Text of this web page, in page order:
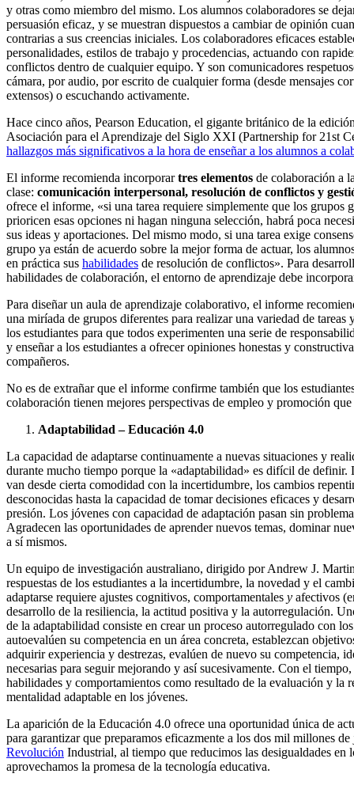
y otras como miembro del mismo. Los alumnos colaboradores se
persuasión eficaz, y se muestran dispuestos a cambiar de opinión
contrarias a sus creencias iniciales. Los colaboradores eficaces
personalidades, estilos de trabajo y procedencias, actuando con
conflictos dentro de cualquier equipo. Y son comunicadores
cámara, por audio, por escrito de cualquier forma (desde mensajes
extensos) o escuchando activamente.
Hace cinco años, Pearson Education, el gigante británico de la
Asociación para el Aprendizaje del Siglo XXI (Partnership for 21st
hallazgos más significativos a la hora de enseñar a los alumnos a
El informe recomienda incorporartres elementos de colaboración a
clase: comunicación interpersonal, resolución de conflictos y
ofrece el informe, «si una tarea requiere simplemente que los grupos
prioricen esas opciones ni hagan ninguna selección, habrá poca
sus ideas y aportaciones. Del mismo modo, si una tarea exige
grupo ya están de acuerdo sobre la mejor forma de actuar, los
en práctica sus habilidades de resolución de conflictos». Para
habilidades de colaboración, el entorno de aprendizaje debe
Para diseñar un aula de aprendizaje colaborativo, el informe
una miríada de grupos diferentes para realizar una variedad de tareas
los estudiantes para que todos experimenten una serie de
y enseñar a los estudiantes a ofrecer opiniones honestas y
compañeros.
No es de extrañar que el informe confirme también que los
colaboración tienen mejores perspectivas de empleo y promoción
Adaptabilidad – Educación 4.0
La capacidad de adaptarse continuamente a nuevas situaciones y
durante mucho tiempo porque la «adaptabilidad» es difícil de definir.
van desde cierta comodidad con la incertidumbre, los cambios
desconocidas hasta la capacidad de tomar decisiones eficaces y
presión. Los jóvenes con capacidad de adaptación pasan sin
Agradecen las oportunidades de aprender nuevos temas, dominar
a sí mismos.
Un equipo de investigación australiano, dirigido por Andrew J.
respuestas de los estudiantes a la incertidumbre, la novedad y el
adaptarse requiere ajustes cognitivos, comportamentales y afectivos
desarrollo de la resiliencia, la actitud positiva y la autorregulación.
de la adaptabilidad consiste en crear un proceso autorregulado con
autoevalúen su competencia en un área concreta, establezcan
adquirir experiencia y destrezas, evalúen de nuevo su competencia,
necesarias para seguir mejorando y así sucesivamente. Con el
habilidades y comportamientos como resultado de la evaluación y la
mentalidad adaptable en los jóvenes.
La aparición de la Educación 4.0 ofrece una oportunidad única de
para garantizar que preparamos eficazmente a los dos mil millones
Revolución Industrial, al tiempo que reducimos las desigualdades en
aprovechamos la promesa de la tecnología educativa.